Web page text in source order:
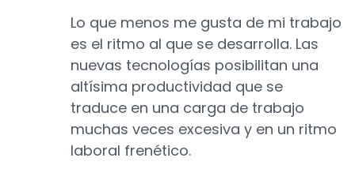
Lo que menos me gusta de mi trabajo
es el ritmo al que se desarrolla. Las
nuevas tecnologías posibilitan una
altísima productividad que se
traduce en una carga de trabajo
muchas veces excesiva y en un ritmo
laboral frenético.